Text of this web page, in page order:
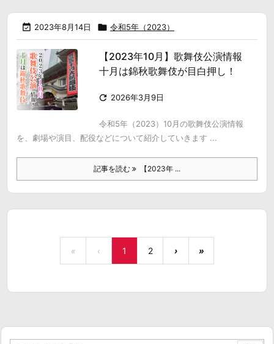
 2023年8月14日  令和5年（2023）
【2023年10月】歌舞伎公演情報
十月は錦秋歌舞伎が目白押し！
 2026年3月9日
令和5年（2023）10月の歌舞伎公演情報
を、劇場や演目、配役などについて紹介していきます ...
記事を読む 【2023年 ...
« ‹ 1 2 › »